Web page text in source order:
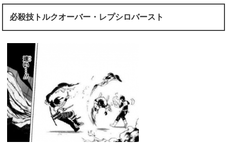
必殺技トルクオーバー・レプシロバースト